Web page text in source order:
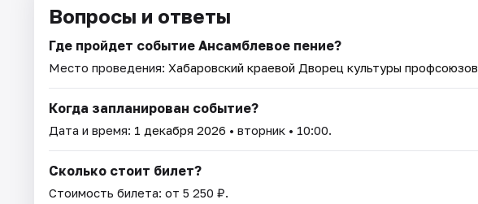
Вопросы и ответы
Где пройдет событие Ансамблевое пение?
Место проведения: Хабаровский краевой Дворец культуры профсоюзов
Когда запланирован событие?
Дата и время: 1 декабря 2026 • вторник • 10:00.
Сколько стоит билет?
Стоимость билета: от 5 250 ₽.